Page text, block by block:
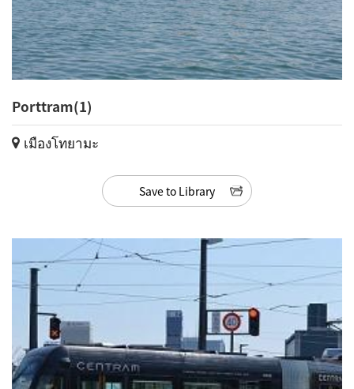
Porttram(1)
เมืองโทยามะ
Save to Library